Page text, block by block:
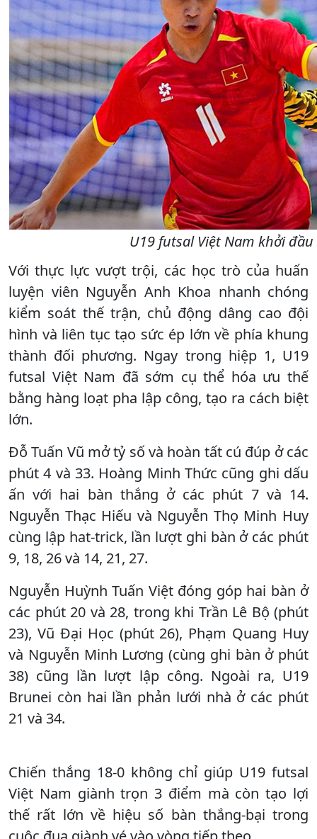
U19 futsal Việt Nam khởi
Với thực lực vượt trội, các học trò của huấn
luyện viên Nguyễn Anh Khoa nhanh chóng
kiểm soát thế trận, chủ động dâng cao đội
hình và liên tục tạo sức ép lớn về phía khung
thành đối phương. Ngay trong hiệp 1, U19
futsal Việt Nam đã sớm cụ thể hóa ưu thế
bằng hàng loạt pha lập công, tạo ra cách biệt
lớn.
Đỗ Tuấn Vũ mở tỷ số và hoàn tất cú đúp ở các
phút 4 và 33. Hoàng Minh Thức cũng ghi dấu
ấn với hai bàn thắng ở các phút 7 và 14.
Nguyễn Thạc Hiếu và Nguyễn Thọ Minh Huy
cùng lập hat-trick, lần lượt ghi bàn ở các phút
9, 18, 26 và 14, 21, 27.
Nguyễn Huỳnh Tuấn Việt đóng góp hai bàn ở
các phút 20 và 28, trong khi Trần Lê Bộ (phút
23), Vũ Đại Học (phút 26), Phạm Quang Huy
và Nguyễn Minh Lương (cùng ghi bàn ở phút
38) cũng lần lượt lập công. Ngoài ra, U19
Brunei còn hai lần phản lưới nhà ở các phút
21 và 34.
Chiến thắng 18-0 không chỉ giúp U19 futsal
Việt Nam giành trọn 3 điểm mà còn tạo lợi
thế rất lớn về hiệu số bàn thắng-bại trong